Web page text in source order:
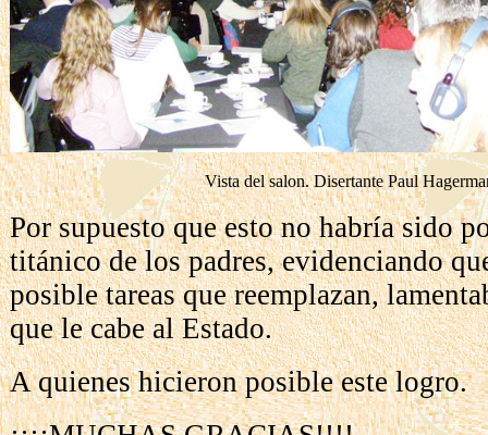
Vista del salon. Disertante Paul
Por supuesto que esto no habría sido
titánico de los padres, evidenciando
posible tareas que reemplazan,
que le cabe al Estado.
A quienes hicieron posible este logro.